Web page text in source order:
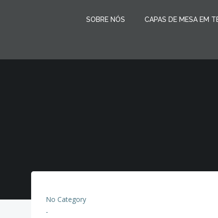
SOBRE NÓS CAPAS DE MESA EM
No Category
-